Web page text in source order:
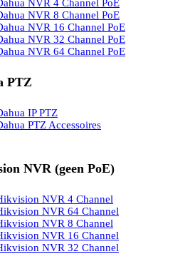
NVR 4 Channel PoE
NVR 8 Channel PoE
NVR 16 Channel PoE
NVR 32 Channel PoE
NVR 64 Channel PoE
PTZ
IP PTZ
PTZ Accessoires
NVR (geen PoE)
NVR 4 Channel
NVR 64 Channel
NVR 8 Channel
NVR 16 Channel
NVR 32 Channel